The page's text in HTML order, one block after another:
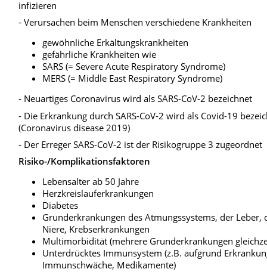
infizieren
- Verursachen beim Menschen verschiedene Krankheiten
gewöhnliche Erkältungskrankheiten
gefährliche Krankheiten wie
SARS (= Severe Acute Respiratory Syndrome)
MERS (= Middle East Respiratory Syndrome)
- Neuartiges Coronavirus wird als SARS-CoV-2 bezeichnet
- Die Erkrankung durch SARS-CoV-2 wird als Covid-19
(Coronavirus disease 2019)
- Der Erreger SARS-CoV-2 ist der Risikogruppe 3 zugeordnet
Risiko-/Komplikationsfaktoren
Lebensalter ab 50 Jahre
Herzkreislauferkrankungen
Diabetes
Grunderkrankungen des Atmungssystems, der Leber,
Niere, Krebserkrankungen
Multimorbidität (mehrere Grunderkrankungen
Unterdrücktes Immunsystem (z.B. aufgrund
Immunschwäche, Medikamente)